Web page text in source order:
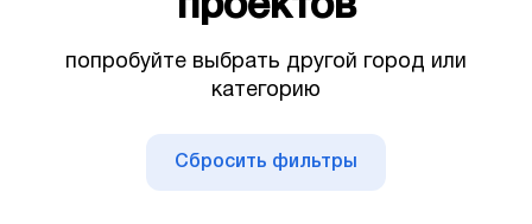
проектов
попробуйте выбрать другой город или
категорию
Сбросить фильтры